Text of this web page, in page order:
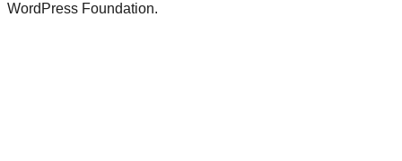
WordPress Foundation.